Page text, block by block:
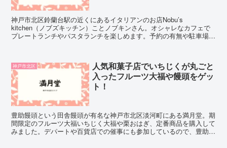
神戸市北区鈴蘭台駅の近くにあるイタリアンのお店Nobu’s
kitchen（ノブズキッチン）ことノブキンさん。オシャレなカフェで
プレートランチやパスタランチを楽しめます。予約の有無や駐車場の
神戸市北区
人気和菓子店でいちじくが丸ごと
入ったフルーツ大福や饅頭をゲッ
ト！
豊助饅頭という田舎饅頭が有名な神戸市北区淡河町にある満月堂。期
間限定のフルーツ大福いちじく大福や栗おはぎ、定番商品を購入して
みました。デパートや百貨店での催事にも参加しているので、豊助饅